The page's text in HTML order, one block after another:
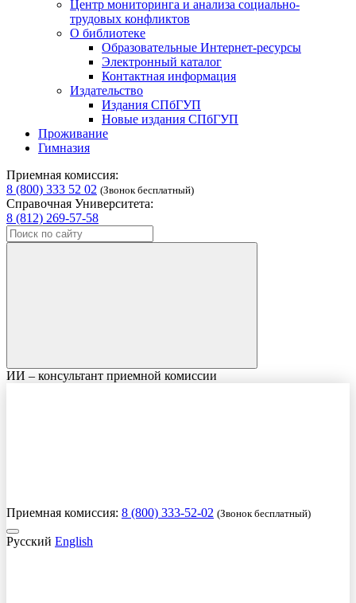
Центр мониторинга и анализа социально-
трудовых конфликтов
О библиотеке
Образовательные Интернет-ресурсы
Электронный каталог
Контактная информация
Издательство
Издания СПбГУП
Новые издания СПбГУП
Проживание
Гимназия
Приемная комиссия:
8 (800) 333 52 02 (Звонок бесплатный)
Справочная Университета:
8 (812) 269-57-58
ИИ – консультант приемной комиссии
Приемная комиссия: 8 (800) 333-52-02 (Звонок бесплатный)
Русский English